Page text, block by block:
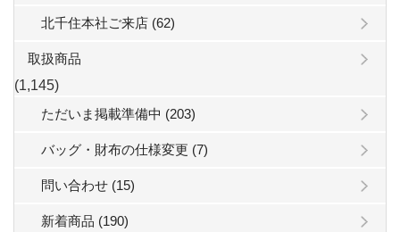
北千住本社ご来店 (62)
取扱商品
(1,145)
ただいま掲載準備中 (203)
バッグ・財布の仕様変更 (7)
問い合わせ (15)
新着商品 (190)